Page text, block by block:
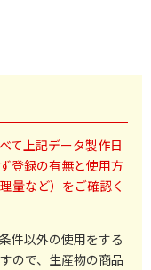
て上記データ製作日
登録の有無と使用方
量など）をご確認く
件以外の使用をする
ので、生産物の商品